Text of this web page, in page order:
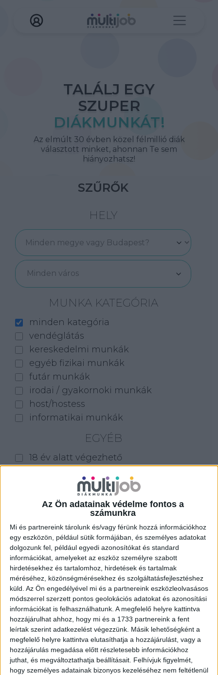
Az Ön adatainak védelme fontos a
számunkra
Mi és partnereink tárolunk és/vagy férünk hozzá információkhoz
egy eszközön, például sütik formájában, és személyes adatokat
dolgozunk fel, például egyedi azonosítókat és standard
információkat, amelyeket az eszköz személyre szabott
hirdetésekhez és tartalomhoz, hirdetések és tartalmak
méréséhez, közönségmérésekhez és szolgáltatásfejlesztéshez
küld. Az Ön engedélyével mi és a partnereink eszközleolvasásos
módszerrel szerzett pontos geolokációs adatokat és azonosítási
információkat is felhasználhatunk. A megfelelő helyre kattintva
hozzájárulhat ahhoz, hogy mi és a 1733 partnereink a fent
leírtak szerint adatkezelést végezzünk. Másik lehetőségként a
megfelelő helyre kattintva elutasíthatja a hozzájárulást, vagy a
hozzájárulás megadása előtt részletesebb információkhoz
juthat, és megváltoztathatja beállításait. Felhívjuk figyelmét,
hogy személyes adatainak bizonyos kezeléséhez nem feltétlenül
TALÁLJ EGY
SZUPER
DIÁKMUNKÁT!
Az elmúlt 30 évben közel félmillió diák
választott minket, ahonnan Te sem
hiányozhatsz!
PULTOS –
STRANDBÜFÉ
SZŰRŐK
HELY
Minden város
MUNKA KATEGÓRIA
minden kategória
vendéglátás
kereskedelmi munkák
egyéb fizikai munkák
futár munkák
irodai / gyakornoki munkák
host/hostess
informatikai munkák
EGYÉB
18 év alatt végezhető
homeoffice
Szűrés